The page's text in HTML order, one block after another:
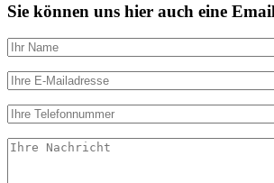
Sie können uns hier auch eine